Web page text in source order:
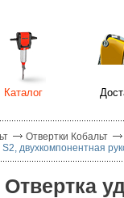
Каталог
Отвертки Кобальт
двухкомпонентная
Отвертка